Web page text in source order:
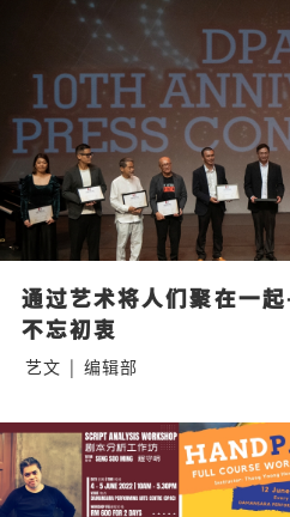
通过艺术将人们聚在一
不忘初衷
艺文 | 编辑部